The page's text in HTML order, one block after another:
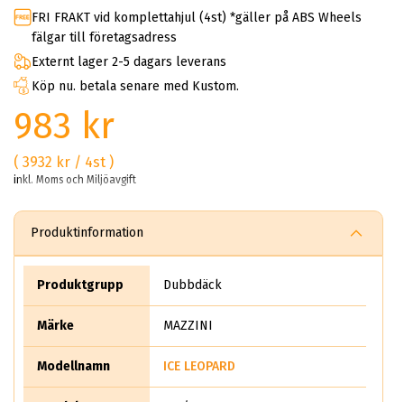
FRI FRAKT vid komplettahjul (4st) *gäller på ABS Wheels
fälgar till företagsadress
Externt lager 2-5 dagars leverans
Köp nu. betala senare med Kustom.
983 kr
( 3932 kr / 4st )
inkl. Moms och Miljöavgift
Produktinformation
Produktgrupp Dubbdäck
Märke MAZZINI
Modellnamn ICE LEOPARD